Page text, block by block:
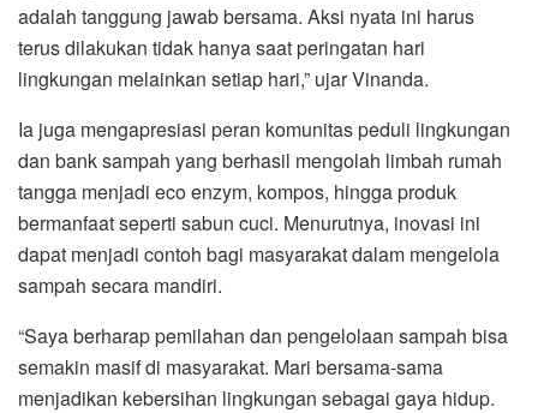
adalah tanggung jawab bersama. Aksi nyata ini harus
terus dilakukan tidak hanya saat peringatan hari
lingkungan melainkan setiap hari,” ujar Vinanda.
Ia juga mengapresiasi peran komunitas peduli lingkungan
dan bank sampah yang berhasil mengolah limbah rumah
tangga menjadi eco enzym, kompos, hingga produk
bermanfaat seperti sabun cuci. Menurutnya, inovasi ini
dapat menjadi contoh bagi masyarakat dalam mengelola
sampah secara mandiri.
“Saya berharap pemilahan dan pengelolaan sampah bisa
semakin masif di masyarakat. Mari bersama-sama
menjadikan kebersihan lingkungan sebagai gaya hidup.